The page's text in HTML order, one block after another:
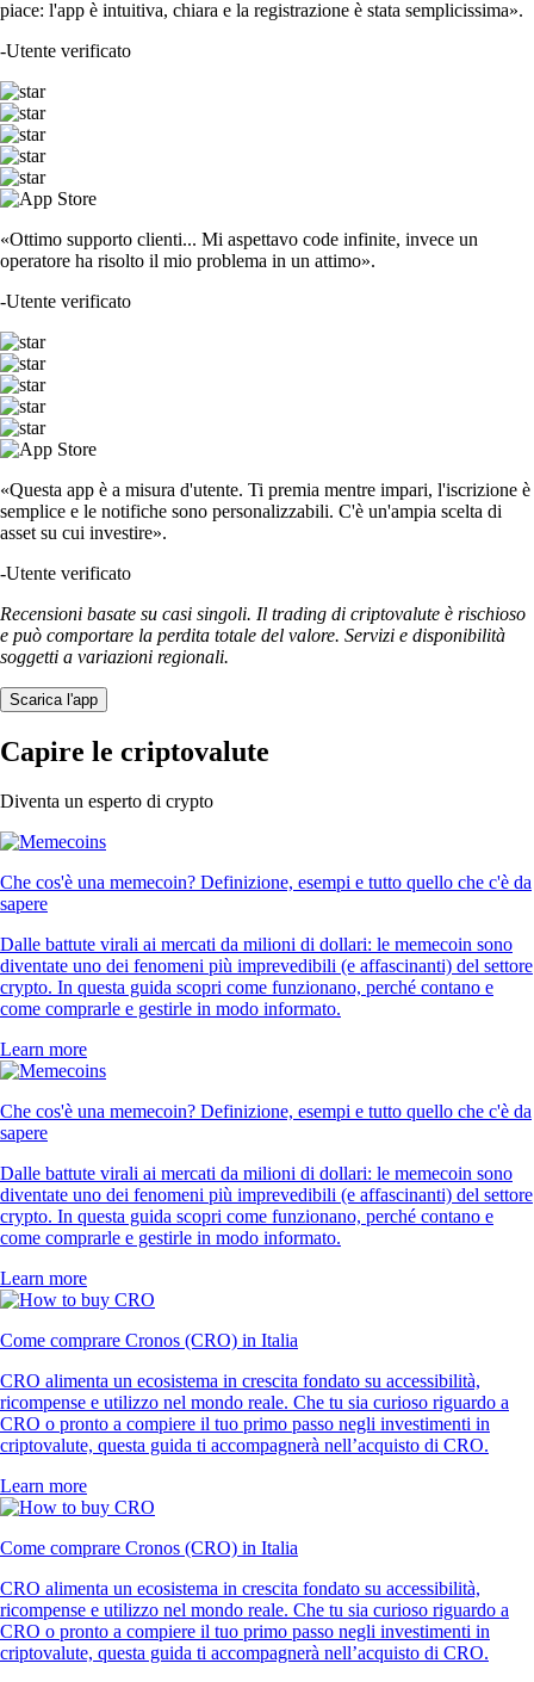
piace: l'app è intuitiva, chiara e la registrazione è stata semplicissima».
-Utente verificato
«Ottimo supporto clienti... Mi aspettavo code infinite, invece un
operatore ha risolto il mio problema in un attimo».
-Utente verificato
«Questa app è a misura d'utente. Ti premia mentre impari, l'iscrizione è
semplice e le notifiche sono personalizzabili. C'è un'ampia scelta di
asset su cui investire».
-Utente verificato
Recensioni basate su casi singoli. Il trading di criptovalute è rischioso
e può comportare la perdita totale del valore. Servizi e disponibilità
soggetti a variazioni regionali.
Scarica l'app
Capire le criptovalute
Diventa un esperto di crypto
Che cos'è una memecoin? Definizione, esempi e tutto quello che c'è da
sapere
Dalle battute virali ai mercati da milioni di dollari: le memecoin sono
diventate uno dei fenomeni più imprevedibili (e affascinanti) del settore
crypto. In questa guida scopri come funzionano, perché contano e
come comprarle e gestirle in modo informato.
Learn more
Che cos'è una memecoin? Definizione, esempi e tutto quello che c'è da
sapere
Dalle battute virali ai mercati da milioni di dollari: le memecoin sono
diventate uno dei fenomeni più imprevedibili (e affascinanti) del settore
crypto. In questa guida scopri come funzionano, perché contano e
come comprarle e gestirle in modo informato.
Learn more
Come comprare Cronos (CRO) in Italia
CRO alimenta un ecosistema in crescita fondato su accessibilità,
ricompense e utilizzo nel mondo reale. Che tu sia curioso riguardo a
CRO o pronto a compiere il tuo primo passo negli investimenti in
criptovalute, questa guida ti accompagnerà nell’acquisto di CRO.
Learn more
Come comprare Cronos (CRO) in Italia
CRO alimenta un ecosistema in crescita fondato su accessibilità,
ricompense e utilizzo nel mondo reale. Che tu sia curioso riguardo a
CRO o pronto a compiere il tuo primo passo negli investimenti in
criptovalute, questa guida ti accompagnerà nell’acquisto di CRO.